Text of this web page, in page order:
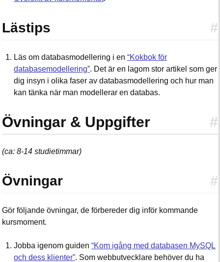
#
Lästips
Läs om databasmodellering i en“Kokbok för
databasemodellering”. Det är en lagom stor artikel som ger
dig insyn i olika faser av databasmodellering och hur man
kan tänka när man modellerar en databas.
#
Övningar & Uppgifter
(ca: 8-14 studietimmar)
#
Övningar
Gör följande övningar, de förbereder dig inför kommande
kursmoment.
Jobba igenom guiden“Kom igång med databasen MySQL
och dess klienter”. Som webbutvecklare behöver du ha